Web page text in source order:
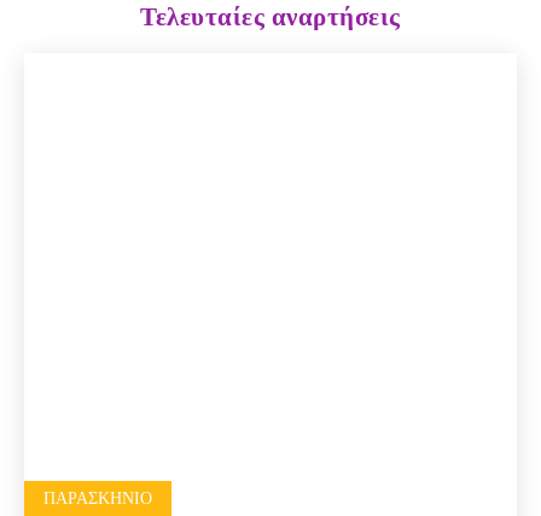
Τελευταίες αναρτήσεις
ΠΑΡΑΣΚΉΝΙΟ